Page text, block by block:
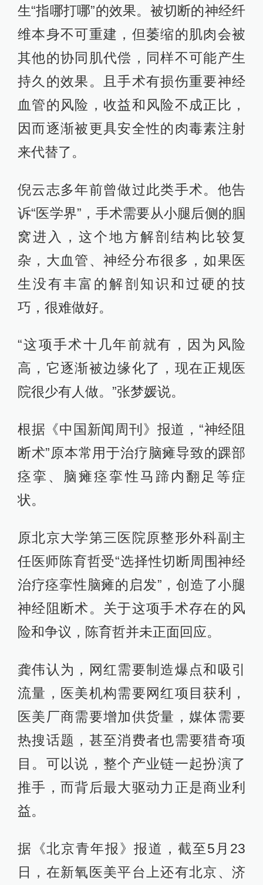
生“指哪打哪”的效果。被切断的神经纤
维本身不可重建，但萎缩的肌肉会被
其他的协同肌代偿，同样不可能产生
持久的效果。且手术有损伤重要神经
血管的风险，收益和风险不成正比，
因而逐渐被更具安全性的肉毒素注射
来代替了。
倪云志多年前曾做过此类手术。他告
诉“医学界”，手术需要从小腿后侧的腘
窝进入，这个地方解剖结构比较复
杂，大血管、神经分布很多，如果医
生没有丰富的解剖知识和过硬的技
巧，很难做好。
“这项手术十几年前就有，因为风险
高，它逐渐被边缘化了，现在正规医
院很少有人做。”张梦媛说。
根据《中国新闻周刊》报道，“神经阻
断术”原本常用于治疗脑瘫导致的踝部
痉挛、脑瘫痉挛性马蹄内翻足等症
状。
原北京大学第三医院原整形外科副主
任医师陈育哲受“选择性切断周围神经
治疗痉挛性脑瘫的启发”，创造了小腿
神经阻断术。关于这项手术存在的风
险和争议，陈育哲并未正面回应。
龚伟认为，网红需要制造爆点和吸引
流量，医美机构需要网红项目获利，
医美厂商需要增加供货量，媒体需要
热搜话题，甚至消费者也需要猎奇项
目。可以说，整个产业链一起扮演了
推手，而背后最大驱动力正是商业利
益。
据《北京青年报》报道，截至5月23
日，在新氧医美平台上还有北京、济